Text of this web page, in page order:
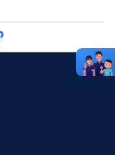
Facebook
por Twitter
porpor
link para Copiar